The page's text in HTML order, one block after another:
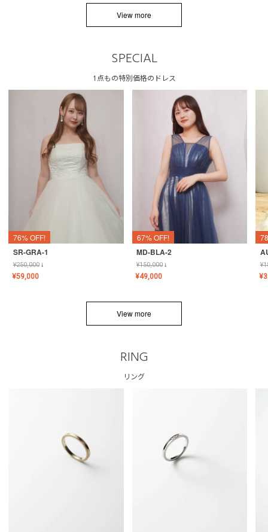
View more
SPECIAL
1点もの特別価格のドレス
76% OFF!
SR-GRA-1
¥250,000↓
¥59,000
67% OFF!
MD-BLA-2
¥150,000↓
¥49,000
¥
¥
View more
RING
リング